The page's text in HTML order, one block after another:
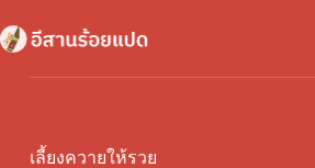
to
content
เลี้ยงควายให้รวย